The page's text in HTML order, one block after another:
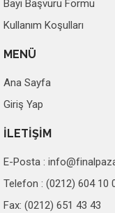
Bayi Başvuru Formu
Kullanım Koşulları
MENÜ
Ana Sayfa
Giriş Yap
İLETİŞİM
E-Posta :
Telefon : (0212) 604 10
Fax: (0212) 651 43 43